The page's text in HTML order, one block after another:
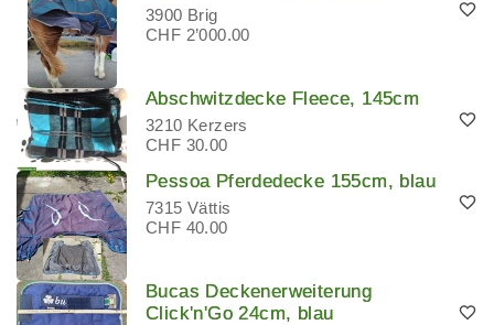
3900 Brig
CHF 2’000.00
Abschwitzdecke Fleece, 145cm
3210 Kerzers
CHF 30.00
Pessoa Pferdedecke 155cm, blau
7315 Vättis
CHF 40.00
Bucas Deckenerweiterung
Click'n'Go 24cm, blau